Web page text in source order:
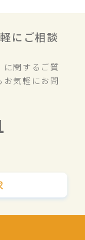
にご相談
に関するご質
気軽にお問